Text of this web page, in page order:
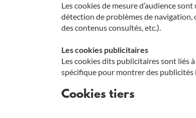
Les cookies de mesure d’audience
détection de problèmes de navigation,
des contenus consultés, etc.).
Les cookies publicitaires
Les cookies dits publicitaires sont liés
spécifique pour montrer des
Cookies tiers